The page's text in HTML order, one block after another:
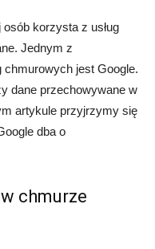
korzysta z usług
Jednym z
chmurowych jest Google.
dane przechowywane w
artykule przyjrzymy się
dba o
chmurze